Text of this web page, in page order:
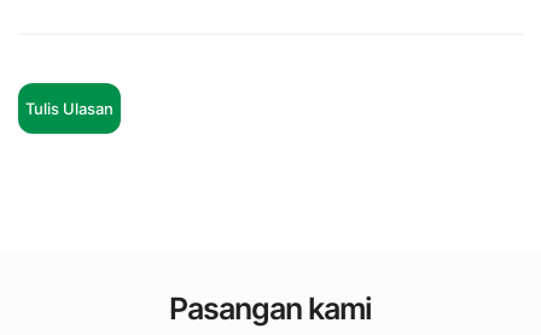
Tulis Ulasan
Pasangan kami